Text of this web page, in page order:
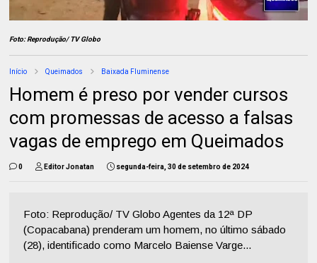
Foto: Reprodução/ TV Globo
Início Queimados Baixada Fluminense
Homem é preso por vender cursos
com promessas de acesso a falsas
vagas de emprego em Queimados
0 Editor Jonatan segunda-feira, 30 de setembro de 2024
Foto: Reprodução/ TV Globo Agentes da 12ª DP
(Copacabana) prenderam um homem, no último sábado
(28), identificado como Marcelo Baiense Varge...